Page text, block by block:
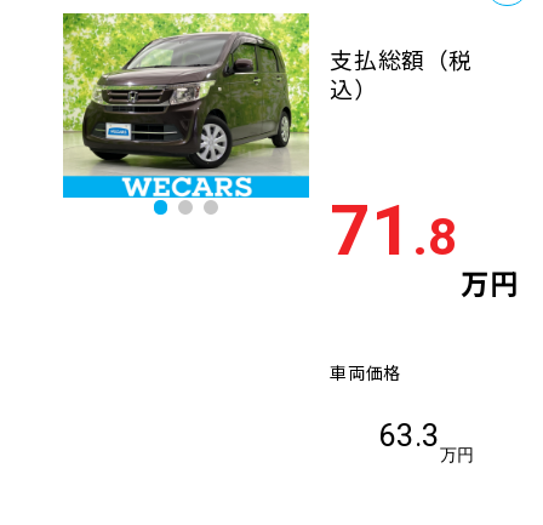
支払総額 （税
込）
71 .8
万円
車両価格
63.3
万円